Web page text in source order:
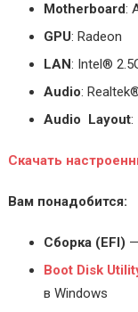
Motherboard:
GPU: Radeon
LAN: Intel®
Audio:
Audio Layout:
Скачать
Вам понадобится:
Cборка (EFI)
Boot Disk
в Windows